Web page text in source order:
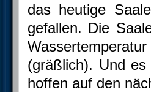
das heutige
gefallen. Die
(gräßlich). Und
hoffen auf den